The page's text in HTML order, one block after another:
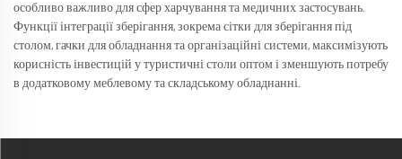
особливо важливо для сфер харчування та медичних застосувань.
Функції інтеграції зберігання, зокрема сітки для зберігання під
столом, гачки для обладнання та організаційні системи, максимізують
корисність інвестицій у туристичні столи оптом і зменшують потребу
в додатковому меблевому та складському обладнанні.